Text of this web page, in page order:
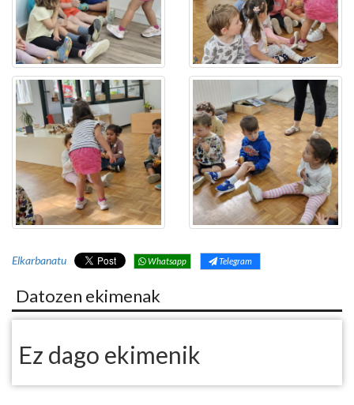
Elkarbanatu Whatsapp Telegram
Datozen ekimenak
Ez dago ekimenik